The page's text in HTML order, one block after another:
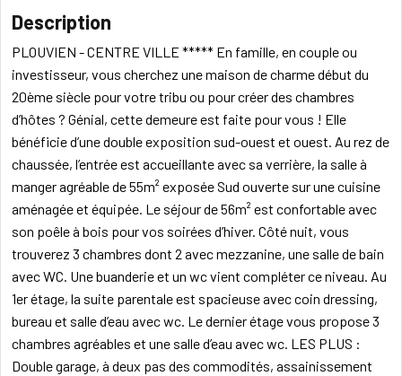
Description
PLOUVIEN - CENTRE VILLE ***** En famille, en couple ou
investisseur, vous cherchez une maison de charme début du
20ème siècle pour votre tribu ou pour créer des chambres
d’hôtes ? Génial, cette demeure est faite pour vous ! Elle
bénéficie d’une double exposition sud-ouest et ouest. Au rez de
chaussée, l’entrée est accueillante avec sa verrière, la salle à
manger agréable de 55m² exposée Sud ouverte sur une cuisine
aménagée et équipée. Le séjour de 56m² est confortable avec
son poêle à bois pour vos soirées d’hiver. Côté nuit, vous
trouverez 3 chambres dont 2 avec mezzanine, une salle de bain
avec WC. Une buanderie et un wc vient compléter ce niveau. Au
1er étage, la suite parentale est spacieuse avec coin dressing,
bureau et salle d’eau avec wc. Le dernier étage vous propose 3
chambres agréables et une salle d’eau avec wc. LES PLUS :
Double garage, à deux pas des commodités, assainissement